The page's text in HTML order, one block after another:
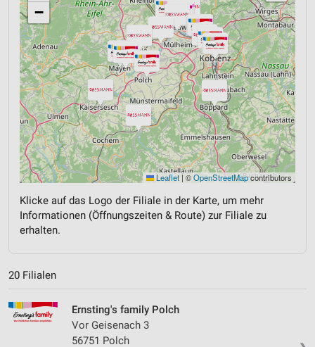
−
Leaflet | ©OpenStreetMapcontributors
Klicke auf das Logo der Filiale in der Karte, um mehr
Informationen (Öffnungszeiten & Route) zur Filiale zu
erhalten.
20 Filialen
Ernsting's family Polch
Vor Geisenach 3
56751 Polch